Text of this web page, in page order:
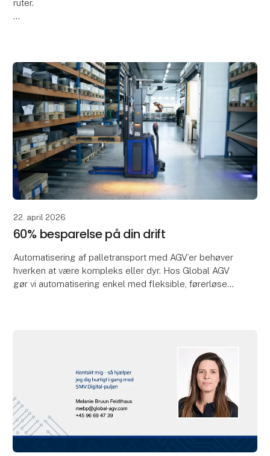
ruter.
22. april 2026
60% besparelse på din drift
Automatisering af palletransport med AGV’er behøver
hverken at være kompleks eller dyr. Hos Global AGV
gør vi automatisering enkel med fleksible, førerløse